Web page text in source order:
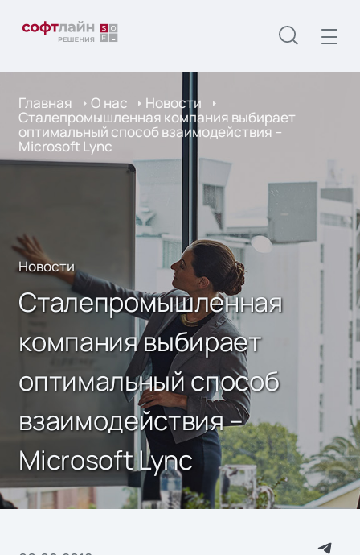
Главная О нас Новости
Сталепромышленная компания выбирает
оптимальный способ взаимодействия –
Microsoft Lync
Новости
Сталепромышленная
компания выбирает
оптимальный способ
взаимодействия –
Microsoft Lync